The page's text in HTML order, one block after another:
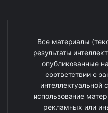
Все материалы
результаты
опубликованные
соответствии с
интеллектуальной
использование
рекламных или